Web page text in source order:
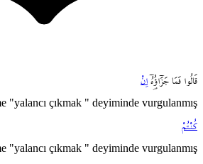
قَالُوا فَمَا جَزَٓاؤُ۬هُٓ اِنْ
"yalancı çıkmak " deyiminde vurgulanmış
كُنْتُمْ
"yalancı çıkmak " deyiminde vurgulanmış